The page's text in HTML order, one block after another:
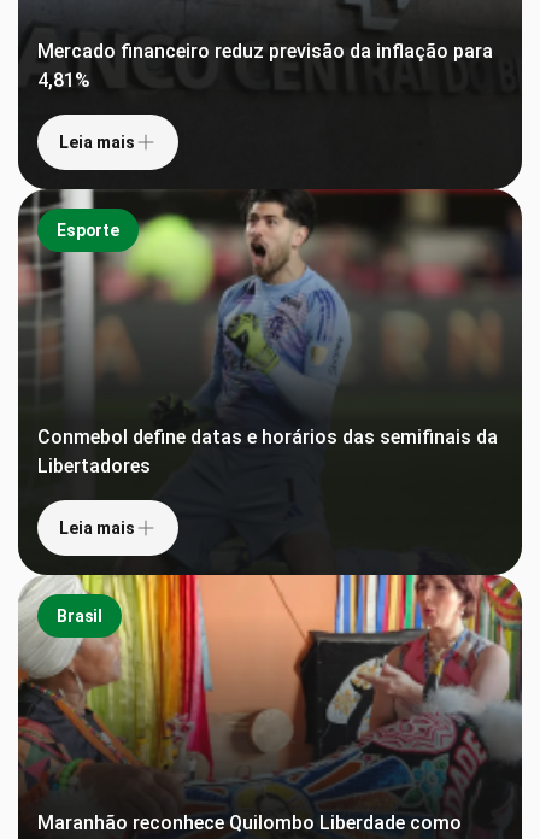
Mercado financeiro reduz previsão da inflação para
4,81%
Leia mais
Esporte
Conmebol define datas e horários das semifinais da
Libertadores
Leia mais
Brasil
Maranhão reconhece Quilombo Liberdade como